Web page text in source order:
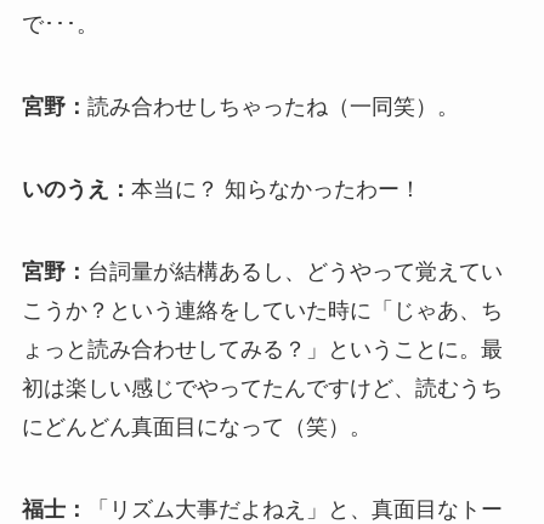
で･･･。
宮野： 読み合わせしちゃったね（一同笑）。
いのうえ： 本当に？ 知らなかったわー！
宮野： 台詞量が結構あるし、どうやって覚えてい
こうか？という連絡をしていた時に「じゃあ、ち
ょっと読み合わせしてみる？」ということに。最
初は楽しい感じでやってたんですけど、読むうち
にどんどん真面目になって（笑）。
福士：
「リズム大事だよねえ」と、真面目なトー